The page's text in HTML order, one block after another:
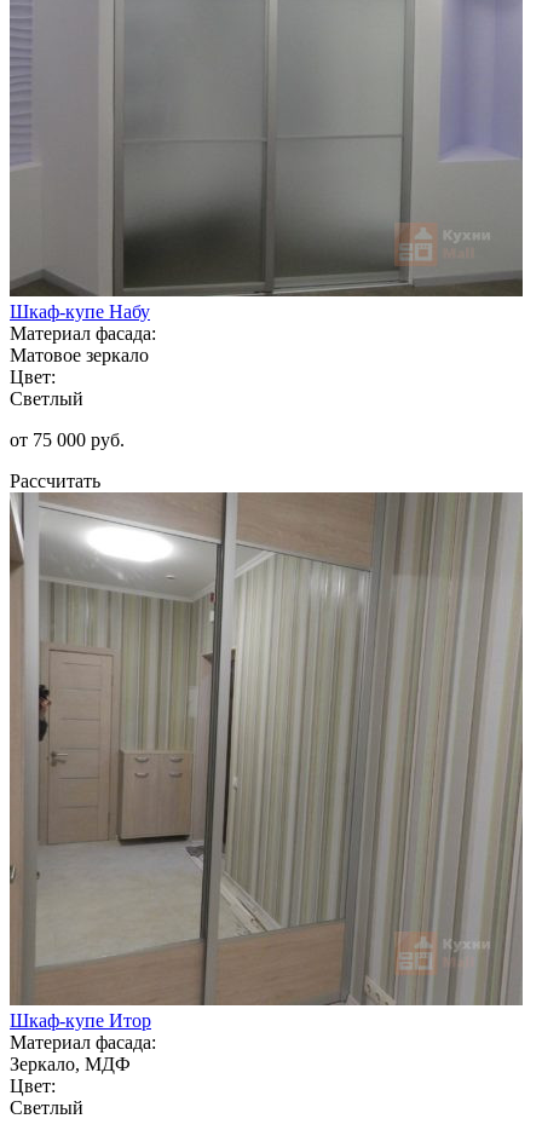
Шкаф-купе Набу
Материал фасада:
Матовое зеркало
Цвет:
Светлый
от 75 000 руб.
Рассчитать
Шкаф-купе Итор
Материал фасада:
Зеркало, МДФ
Цвет:
Светлый